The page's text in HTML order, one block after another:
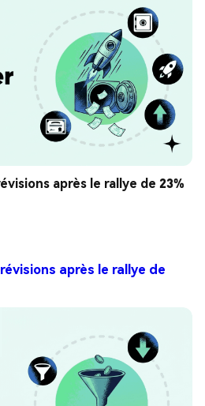
après le rallye de 23%
après le rallye de